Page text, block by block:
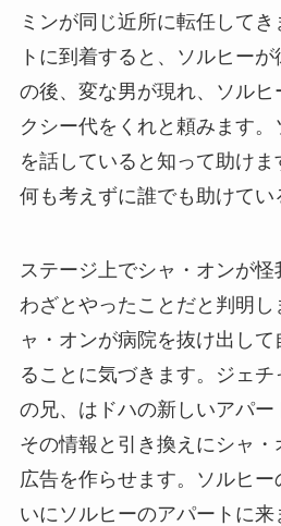
ミンが同じ近所に転任して
トに到着すると、ソルヒー
の後、変な男が現れ、ソルヒ
クシー代をくれと頼みます
を話していると知って助け
何も考えずに誰でも助けてい
ステージ上でシャ・オンが
わざとやったことだと判明
ャ・オンが病院を抜け出し
ることに気づきます。ジェ
の兄、はドハの新しいアパー
その情報と引き換えにシャ
広告を作らせます。ソルヒ
いにソルヒーのアパートに